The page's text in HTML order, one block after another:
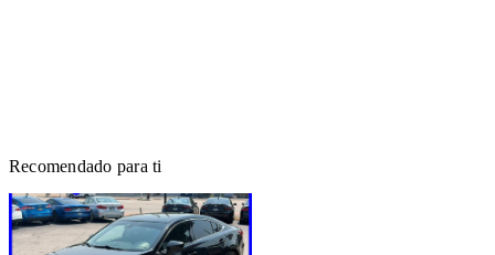
Recomendado para ti